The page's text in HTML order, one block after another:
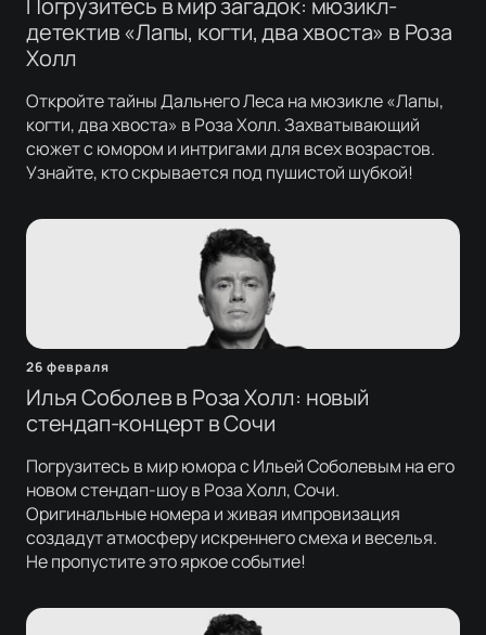
Погрузитесь в мир загадок: мюзикл-
детектив «Лапы, когти, два хвоста» в Роза
Холл
Откройте тайны Дальнего Леса на мюзикле «Лапы,
когти, два хвоста» в Роза Холл. Захватывающий
сюжет с юмором и интригами для всех возрастов.
Узнайте, кто скрывается под пушистой шубкой!
26 февраля
Илья Соболев в Роза Холл: новый
стендап-концерт в Сочи
Погрузитесь в мир юмора с Ильей Соболевым на его
новом стендап-шоу в Роза Холл, Сочи.
Оригинальные номера и живая импровизация
создадут атмосферу искреннего смеха и веселья.
Не пропустите это яркое событие!